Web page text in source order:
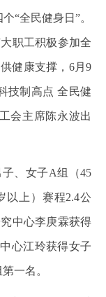
“全民健身日”。
职工积极参加全
健康支撑，6月9
技制高点 全民健
会主席陈永波出
、女子A组（45
以上）赛程2.4公
中心李庚霖获得
心江玲获得女子
一名。